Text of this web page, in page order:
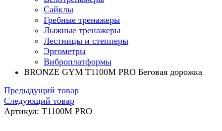
Сайклы
Гребные тренажеры
Лыжные тренажеры
Лестницы и степперы
Эргометры
Виброплатформы
BRONZE GYM T1100M PRO Беговая дорожка
Предыдущий товар
Следующий товар
Артикул: T1100M PRO